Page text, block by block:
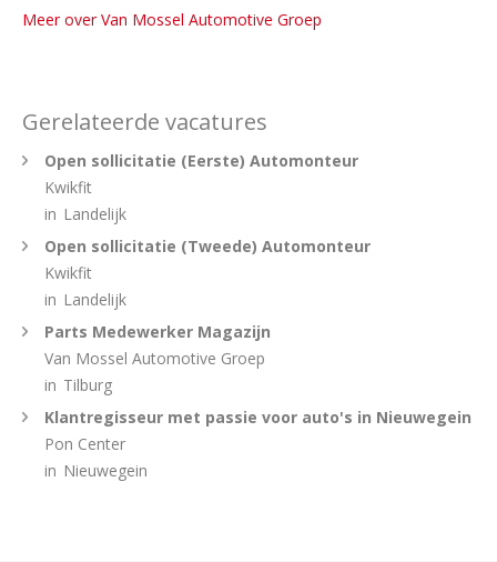
Meer over Van Mossel Automotive Groep
Gerelateerde vacatures
Open sollicitatie (Eerste) Automonteur
Kwikfit
in Landelijk
Open sollicitatie (Tweede) Automonteur
Kwikfit
in Landelijk
Parts Medewerker Magazijn
Van Mossel Automotive Groep
in Tilburg
Klantregisseur met passie voor auto's in Nieuwegein
Pon Center
in Nieuwegein